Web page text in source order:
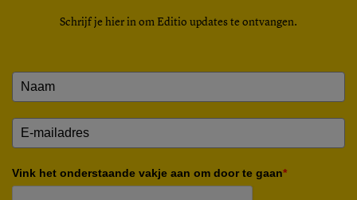
Schrijf je hier in om Editio updates te ontvangen.
Vink het onderstaande vakje aan om door te gaan*